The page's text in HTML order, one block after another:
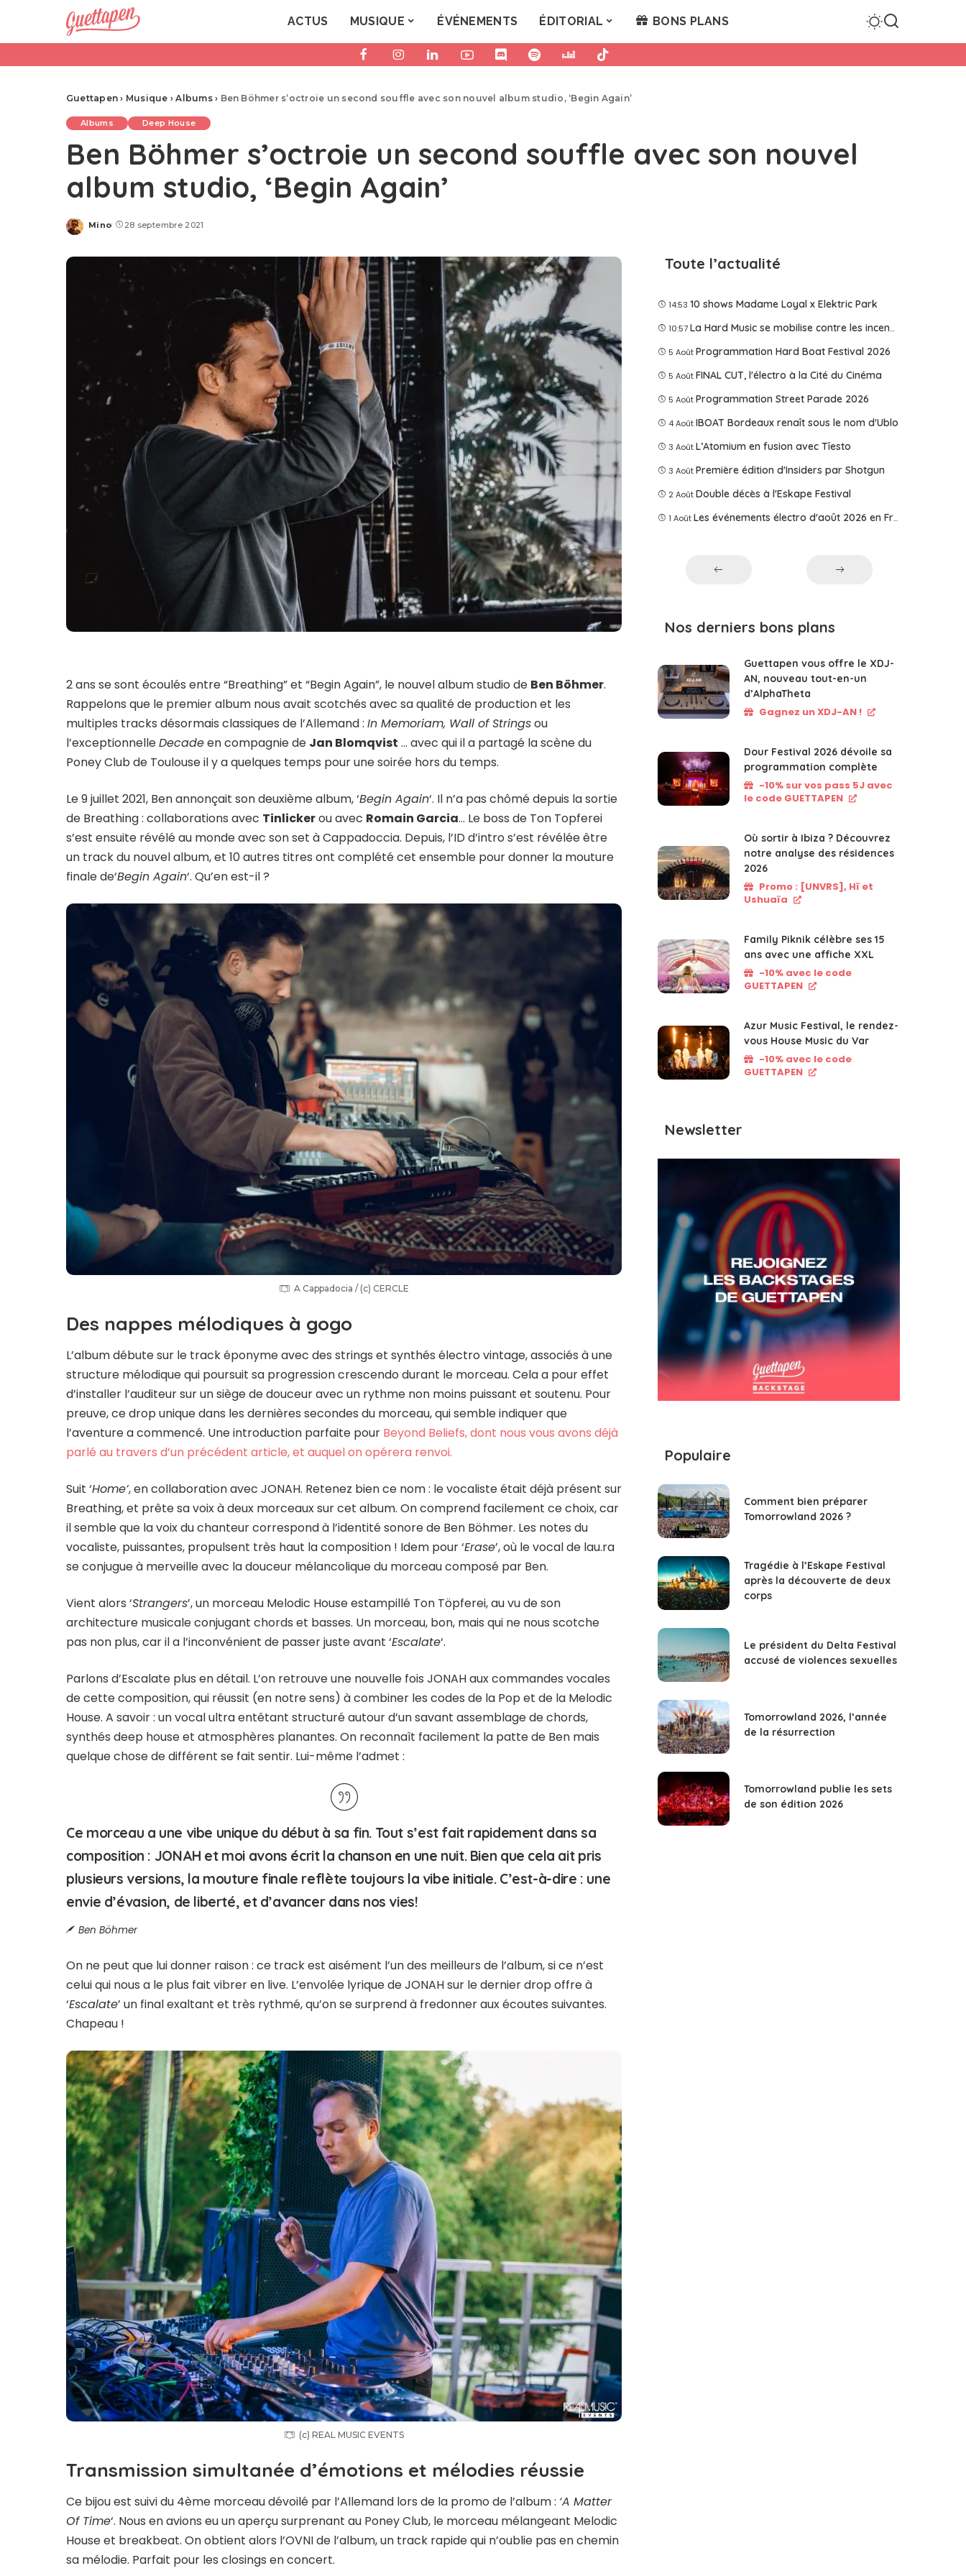
ACTUS MUSIQUE ÉVÉNEMENTS ÉDITORIAL BONS PLANS
Guettapen › Musique ›Albums› Ben Böhmer s’octroie un second souffle avec son nouvel album studio, ‘Begin Again’
Albums Deep House
Ben Böhmer s’octroie un second souffle avec son nouvel
album studio, ‘Begin Again’
Posted
Mino 28 septembre 2021
2 ans se sont écoulés entre “Breathing” et “Begin Again”, le nouvel album studio de Ben Böhmer.
Rappelons que le premier album nous avait scotchés avec sa qualité de production et les
multiples tracks désormais classiques de l’Allemand :In Memoriam, Wall of Stringsou
l’exceptionnelleDecadeen compagnie de Jan Blomqvist … avec qui il a partagé la scène du
Poney Club de Toulouse il y a quelques temps pour une soirée hors du temps.
Le 9 juillet 2021, Ben annonçait son deuxième album, ‘Begin Again‘. Il n’a pas chômé depuis la sortie
de Breathing : collaborations avec Tinlickerou avec Romain Garcia… Le boss de Ton Topferei
s’est ensuite révélé au monde avec son set à Cappadoccia. Depuis, l’ID d’intro s’est révélée être
un track du nouvel album, et 10 autres titres ont complété cet ensemble pour donner la mouture
finale de‘Begin Again‘. Qu’en est-il ?
A Cappadocia / (c) CERCLE
Des nappes mélodiques à gogo
L’album débute sur le track éponyme avec des strings et synthés électro vintage, associés à une
structure mélodique qui poursuit sa progression crescendo durant le morceau. Cela a pour effet
d’installer l’auditeur sur un siège de douceur avec un rythme non moins puissant et soutenu. Pour
preuve, ce drop unique dans les dernières secondes du morceau, qui semble indiquer que
l’aventure a commencé. Une introduction parfaite pour Beyond Beliefs, dont nous vous avons déjà
parlé au travers d’un précédent article, et auquel on opérera renvoi.
Suit ‘Home’, en collaboration avec JONAH. Retenez bien ce nom : le vocaliste était déjà présent sur
Breathing, et prête sa voix à deux morceaux sur cet album. On comprend facilement ce choix, car
il semble que la voix du chanteur correspond à l’identité sonore de Ben Böhmer. Les notes du
vocaliste, puissantes, propulsent très haut la composition ! Idem pour ‘Erase’, où le vocal de lau.ra
se conjugue à merveille avec la douceur mélancolique du morceau composé par Ben.
Vient alors ‘Strangers’, un morceau Melodic House estampillé Ton Töpferei, au vu de son
architecture musicale conjugant chords et basses. Un morceau, bon, mais qui ne nous scotche
pas non plus, car il a l’inconvénient de passer juste avant ‘Escalate‘.
Parlons d’Escalate plus en détail. L’on retrouve une nouvelle fois JONAH aux commandes vocales
de cette composition, qui réussit (en notre sens) à combiner les codes de la Pop et de la Melodic
House. A savoir : un vocal ultra entêtant structuré autour d’un savant assemblage de chords,
synthés deep house et atmosphères planantes. On reconnaît facilement la patte de Ben mais
quelque chose de différent se fait sentir. Lui-même l’admet :
Ce morceau a une vibe unique du début à sa fin. Tout s’est fait rapidement dans sa
composition : JONAH et moi avons écrit la chanson en une nuit. Bien que cela ait pris
plusieurs versions, la mouture finale reflète toujours la vibe initiale. C’est-à-dire : une
envie d’évasion, de liberté, et d’avancer dans nos vies!
Ben Böhmer
On ne peut que lui donner raison : ce track est aisément l’un des meilleurs de l’album, si ce n’est
celui qui nous a le plus fait vibrer en live. L’envolée lyrique de JONAH sur le dernier drop offre à
‘Escalate’ un final exaltant et très rythmé, qu’on se surprend à fredonner aux écoutes suivantes.
Chapeau !
(c) REAL MUSIC EVENTS
Transmission simultanée d’émotions et mélodies réussie
Ce bijou est suivi du 4ème morceau dévoilé par l’Allemand lors de la promo de l’album : ‘A Matter
Of Time‘. Nous en avions eu un aperçu surprenant au Poney Club, le morceau mélangeant Melodic
House et breakbeat. On obtient alors l’OVNI de l’album, un track rapide qui n’oublie pas en chemin
sa mélodie. Parfait pour les closings en concert.
Toute l’actualité
14:53 10 shows Madame Loyal x Elektric Park
10:57 La Hard Music se mobilise contre les incendies
5 Août Programmation Hard Boat Festival 2026
5 Août FINAL CUT, l'électro à la Cité du Cinéma
5 Août Programmation Street Parade 2026
4 Août IBOAT Bordeaux renaît sous le nom d'Ublo
3 Août L’Atomium en fusion avec Tîesto
3 Août Première édition d'Insiders par Shotgun
2 Août Double décès à l'Eskape Festival
1 Août Les événements électro d'août 2026 en France
Nos derniers bons plans
Guettapen vous offre le XDJ-
AN, nouveau tout-en-un
d’AlphaTheta
Gagnez un XDJ-AN !
Dour Festival 2026 dévoile sa
programmation complète
-10% sur vos pass 5J avec
le code GUETTAPEN
Où sortir à Ibiza ? Découvrez
notre analyse des résidences
2026
Promo : [UNVRS], Hï et
Ushuaïa
Family Piknik célèbre ses 15
ans avec une affiche XXL
-10% avec le code
GUETTAPEN
Azur Music Festival, le rendez-
vous House Music du Var
-10% avec le code
GUETTAPEN
Newsletter
Populaire
Comment bien préparer
Tomorrowland 2026 ?
Tragédie à l’Eskape Festival
après la découverte de deux
corps
Le président du Delta Festival
accusé de violences sexuelles
Tomorrowland 2026, l’année
de la résurrection
Tomorrowland publie les sets
de son édition 2026